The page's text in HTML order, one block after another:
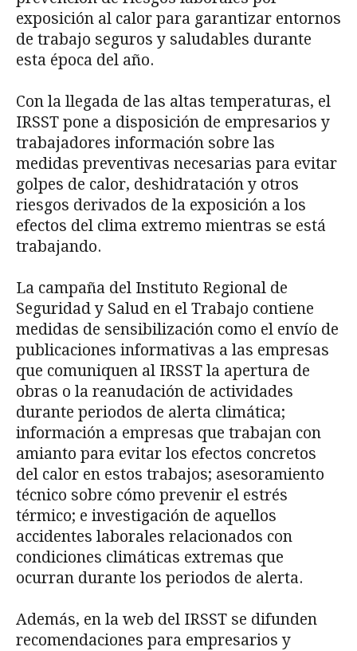
exposición al calor para garantizar entornos
de trabajo seguros y saludables durante
esta época del año.
Con la llegada de las altas temperaturas, el
IRSST pone a disposición de empresarios y
trabajadores información sobre las
medidas preventivas necesarias para evitar
golpes de calor, deshidratación y otros
riesgos derivados de la exposición a los
efectos del clima extremo mientras se está
trabajando.
La campaña del Instituto Regional de
Seguridad y Salud en el Trabajo contiene
medidas de sensibilización como el envío de
publicaciones informativas a las empresas
que comuniquen al IRSST la apertura de
obras o la reanudación de actividades
durante periodos de alerta climática;
información a empresas que trabajan con
amianto para evitar los efectos concretos
del calor en estos trabajos; asesoramiento
técnico sobre cómo prevenir el estrés
térmico; e investigación de aquellos
accidentes laborales relacionados con
condiciones climáticas extremas que
ocurran durante los periodos de alerta.
Además, en la web del IRSST se difunden
recomendaciones para empresarios y